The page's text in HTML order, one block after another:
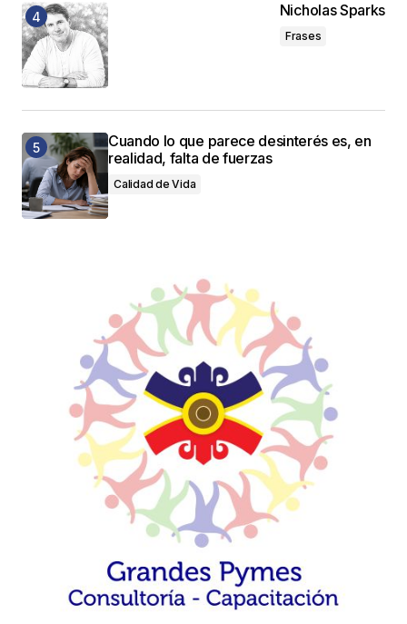
Nicholas Sparks
Frases
Cuando lo que parece desinterés es, en
realidad, falta de fuerzas
Calidad de Vida